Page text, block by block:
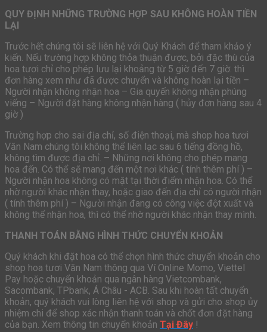
QUY ĐỊNH NHỮNG TRƯỜNG HỢP SAU KHÔNG HOÀN TIỀN
LẠI
Trước hết chúng tôi sẽ liên hệ với Quý Khách để tham khảo ý
kiến. Nếu trường hợp không thỏa thuận được, bởi đặc thù của
hoa tươi chỉ cho phép lưu lại khoảng từ 5 giờ đến 7 giờ. thì
đơn hàng xem như đã được chuyển và không hoàn lại tiền –
Người nhận không nhận hoa – Gia quyến không nhận phúng
viếng – Người đặt hàng không nhận hàng ( hủy đơn hàng sau 4
giờ )
Trường hợp cho sai địa chỉ, số điện thoại, mà shop hoa tươi
Văn Nam chúng tôi không thể liên lạc sau 6 tiếng đồng hồ,
không tìm được địa chỉ. – Những nơi không cho phép mang
hoa đến. Có thể sẽ mang đến một nơi khác ( tính thêm phí ) –
Người nhận hoa không có mặt tại thời điểm nhận hoa. Có thể
nhờ người khác nhận thay, hoặc giao đến địa chỉ có người nhận
( tính thêm phí ) – Người nhận đang có công việc đột xuất và
không thể nhận hoa, thì có thể nhờ người khác nhận thay mình.
THANH TOÁN BẰNG HÌNH THỨC CHUYỂN KHOẢN
Quý khách khi đặt hoa có thể chọn hình thức chuyển khoản cho
shop hoa tươi Văn Nam thông qua Ví Online Momo, Viettel
Pay hoặc chuyển khoản qua ngân hàng Vietcombank,
Sacombank, TPbank, Á Châu - ACB. Sau khi hoàn tất chuyển
khoản, quý khách vui lòng liên hệ với shop và gửi cho shop ủy
nhiệm chi để shop xác nhận thanh toán và chốt đơn đặt hàng
của bạn. Xem thông tin chuyển khoản Tại Đây !